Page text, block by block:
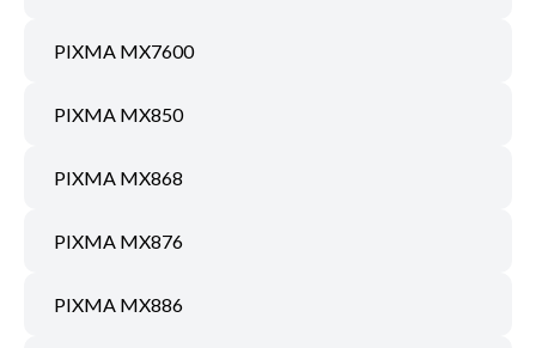
PIXMA MX7600
PIXMA MX850
PIXMA MX868
PIXMA MX876
PIXMA MX886